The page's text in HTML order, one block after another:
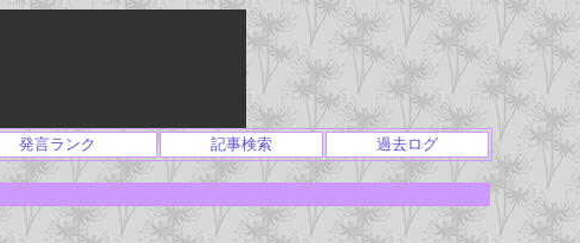
発言ランク 記事検索 過去ログ